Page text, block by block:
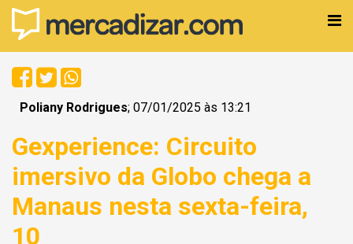
Poliany Rodrigues; 07/01/2025 às 13:21
Gexperience: Circuito
imersivo da Globo chega a
Manaus nesta sexta-feira,
10